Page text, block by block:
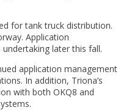
for tank truck distribution.
Application
later this fall.
application management
In addition, Triona’s
with both OKQ8 and